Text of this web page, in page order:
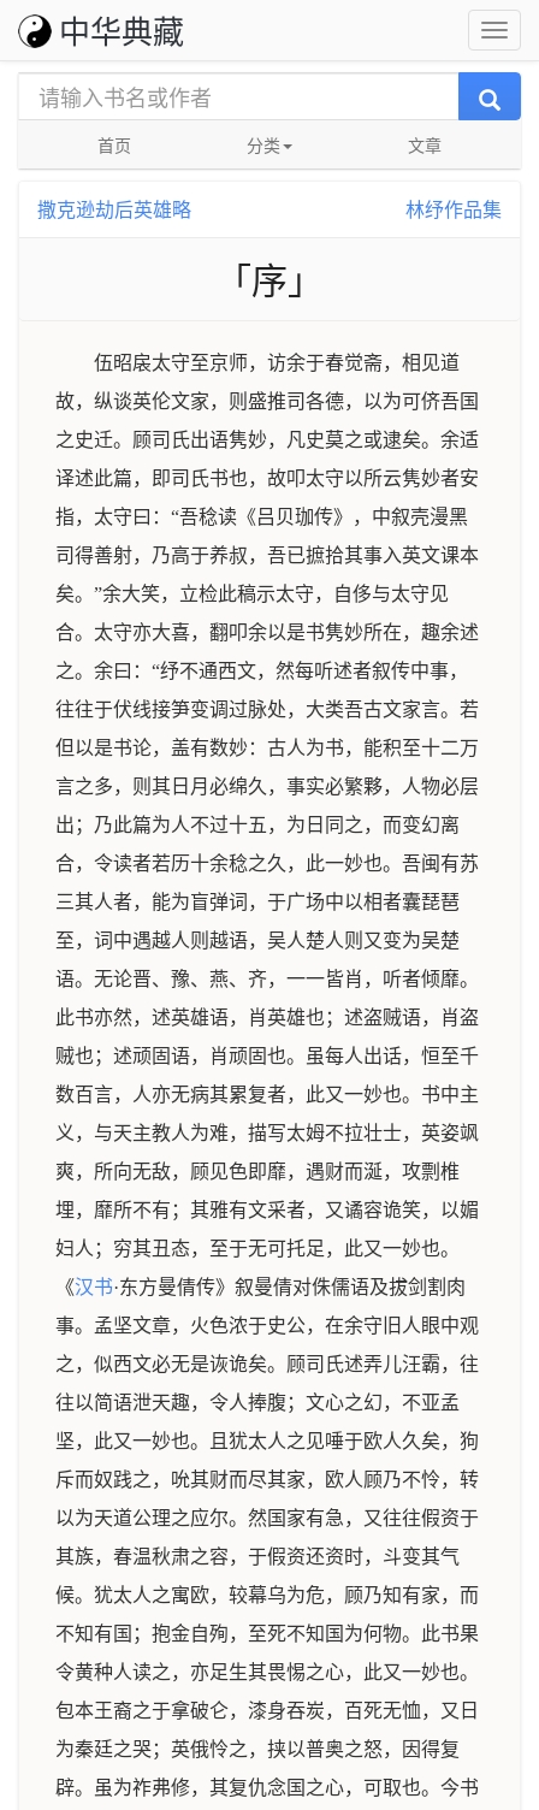
中华典藏
首页 分类 文章
撒克逊劫后英雄略 林纾作品集
「序」
伍昭扆太守至京师，访余于春觉斋，相见道
故，纵谈英伦文家，则盛推司各德，以为可侪吾国
之史迁。顾司氏出语隽妙，凡史莫之或逮矣。余适
译述此篇，即司氏书也，故叩太守以所云隽妙者安
指，太守曰：“吾稔读《吕贝珈传》，中叙壳漫黑
司得善射，乃高于养叔，吾已摭拾其事入英文课本
矣。”余大笑，立检此稿示太守，自侈与太守见
合。太守亦大喜，翻叩余以是书隽妙所在，趣余述
之。余曰：“纾不通西文，然每听述者叙传中事，
往往于伏线接笋变调过脉处，大类吾古文家言。若
但以是书论，盖有数妙：古人为书，能积至十二万
言之多，则其日月必绵久，事实必繁夥，人物必层
出；乃此篇为人不过十五，为日同之，而变幻离
合，令读者若历十余稔之久，此一妙也。吾闽有苏
三其人者，能为盲弹词，于广场中以相者囊琵琶
至，词中遇越人则越语，吴人楚人则又变为吴楚
语。无论晋、豫、燕、齐，一一皆肖，听者倾靡。
此书亦然，述英雄语，肖英雄也；述盗贼语，肖盗
贼也；述顽固语，肖顽固也。虽每人出话，恒至千
数百言，人亦无病其累复者，此又一妙也。书中主
义，与天主教人为难，描写太姆不拉壮士，英姿飒
爽，所向无敌，顾见色即靡，遇财而涎，攻剽椎
埋，靡所不有；其雅有文采者，又谲容诡笑，以媚
妇人；穷其丑态，至于无可托足，此又一妙也。
《汉书·东方曼倩传》叙曼倩对侏儒语及拔剑割肉
事。孟坚文章，火色浓于史公，在余守旧人眼中观
之，似西文必无是诙诡矣。顾司氏述弄儿汪霸，往
往以简语泄天趣，令人捧腹；文心之幻，不亚孟
坚，此又一妙也。且犹太人之见唾于欧人久矣，狗
斥而奴践之，吮其财而尽其家，欧人顾乃不怜，转
以为天道公理之应尔。然国家有急，又往往假资于
其族，春温秋肃之容，于假资还资时，斗变其气
候。犹太人之寓欧，较幕乌为危，顾乃知有家，而
不知有国；抱金自殉，至死不知国为何物。此书果
令黄种人读之，亦足生其畏惕之心，此又一妙也。
包本王裔之于拿破仑，漆身吞炭，百死无恤，又日
为秦廷之哭；英俄怜之，挟以普奥之怒，因得复
辟。虽为祚弗修，其复仇念国之心，可取也。今书